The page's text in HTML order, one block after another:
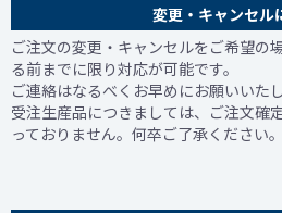
変更・キャンセル
ご注文の変更・キャンセルをご希望の
る前までに限り対応が可能です。
ご連絡はなるべくお早めにお願いいたし
受注生産品につきましては、ご注文確
っておりません。何卒ご了承ください。